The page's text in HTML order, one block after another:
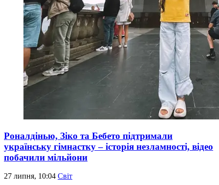
Роналдінью, Зіко та Бебето підтримали
українську гімнастку – історія незламності, відео
побачили мільйони
27 липня, 10:04 Світ